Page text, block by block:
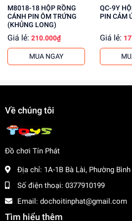
hấp dẫn cho khách buôn. Liên hệ
thông tin!
M8018-18 HỘP RỒNG
CÁNH PIN ÔM TRỨNG
(KHỦNG LONG)
Giá lẻ: 210.000₫
MUA NGAY
QC-9Y HỘP BẠCH TUỘT
PIN CẢM
Giá lẻ:
Về chúng tôi
Đồ chơi Tín Phát
Địa chỉ: 1A-1B Bà Lài, Phường
Số điện thoại: 0377910199
Email: dochoitinphat@gmail.com
Tìm hiểu thêm